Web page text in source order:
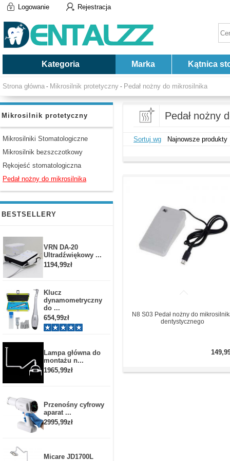
Logowanie Rejestracja
Kategoria Marka Kątnica
Strona główna - Mikrosilnik protetyczny - Pedał nożny do mikrosilnika
Mikrosilnik protetyczny
Mikrosilniki Stomatologiczne
Mikrosilnik bezszczotkowy
Rękojeść stomatologiczna
Pedał nożny do mikrosilnika
BESTSELLERY
VRN DA-20
Ultradźwiękowy ...
1194,99zł
Klucz
dynamometryczny
do ...
654,99zł
Lampa główna do
montażu n...
1965,99zł
Przenośny cyfrowy
aparat ...
2995,99zł
Micare JD1700L
Pedał nożny
Sortuj wg Najnowsze produkty
N8 S03 Pedał nożny do
dentystycznego